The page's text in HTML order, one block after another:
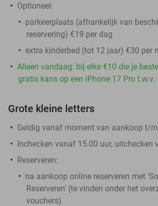
Optioneel:
parkeerplaats (afhankelijk van
reservering) €19 per dag
extra kinderbed (tot 12 jaar) €30 per
Alleen vandaag: bij elke €10 die je
gratis kans op een iPhone 17 Pro t.w.v.
Grote kleine letters
Geldig vanaf moment van aankoop t/
Inchecken vanaf 15.00 uur, uitchecken
Reserveren:
na aankoop online reserveren met
Reserveren' (te vinden onder het
vouchers)